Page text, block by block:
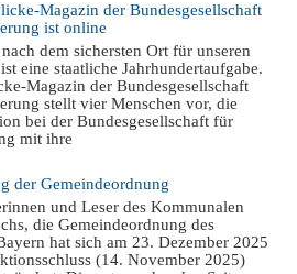
Magazin der Bundesgesellschaft
ist online
dem sichersten Ort für unseren
eine staatliche Jahrhundertaufgabe.
Magazin der Bundesgesellschaft
stellt vier Menschen vor, die
bei der Bundesgesellschaft für
mit ihre
der Gemeindeordnung
und Leser des Kommunalen
die Gemeindeordnung des
hat sich am 23. Dezember 2025
(14. November 2025)